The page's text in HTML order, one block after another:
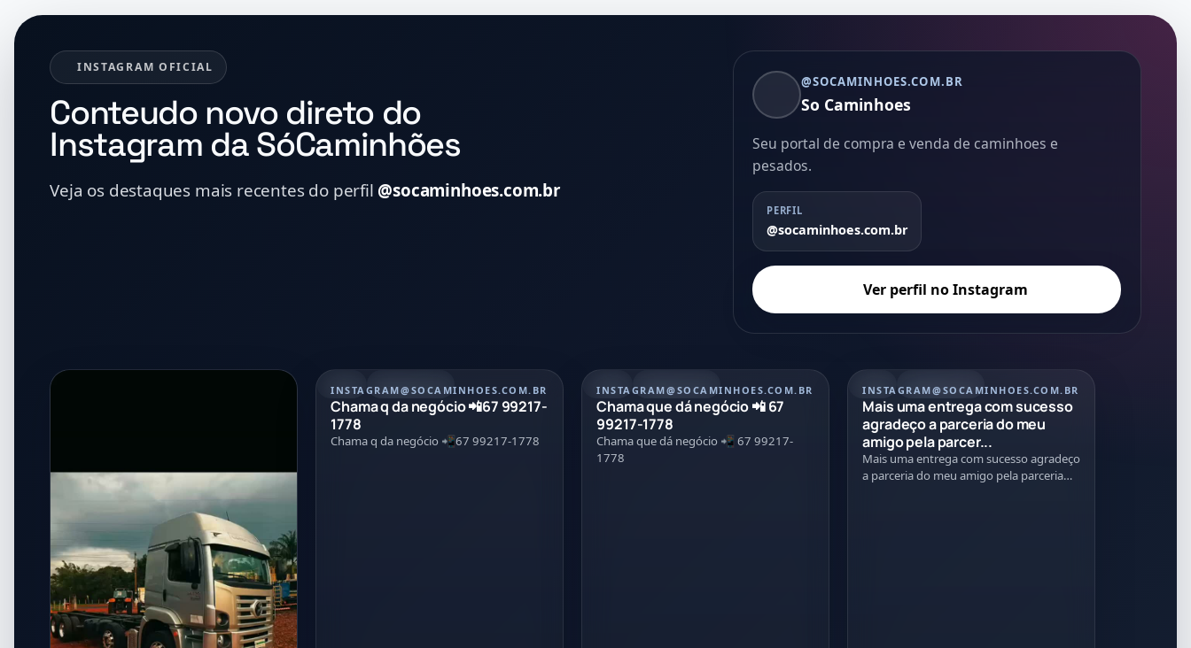
INSTAGRAM OFICIAL
Conteudo novo direto do
Instagram da SóCaminhões
Veja os destaques mais recentes do perfil @socaminhoes.com.br
@SOCAMINHOES.COM.BR
So Caminhoes
Seu portal de compra e venda de caminhoes e
pesados.
PERFIL
@socaminhoes.com.br
Ver perfil no Instagram
POST 21/07/2026
INSTAGRAM@SOCAMINHOES.COM.BR
Chama q da negócio 📲67 99217-
1778
Chama q da negócio 📲67 99217-1778
POST 21/07/2026
INSTAGRAM@SOCAMINHOES.COM.BR
Chama que dá negócio 📲 67
99217-1778
Chama que dá negócio 📲 67 99217-
1778
REEL 21/07/2026
INSTAGRAM@SOCAMINHOES.COM.BR
Mais uma entrega com sucesso
agradeço a parceria do meu
amigo pela parcer...
Mais uma entrega com sucesso agradeço
a parceria do meu amigo pela parceria